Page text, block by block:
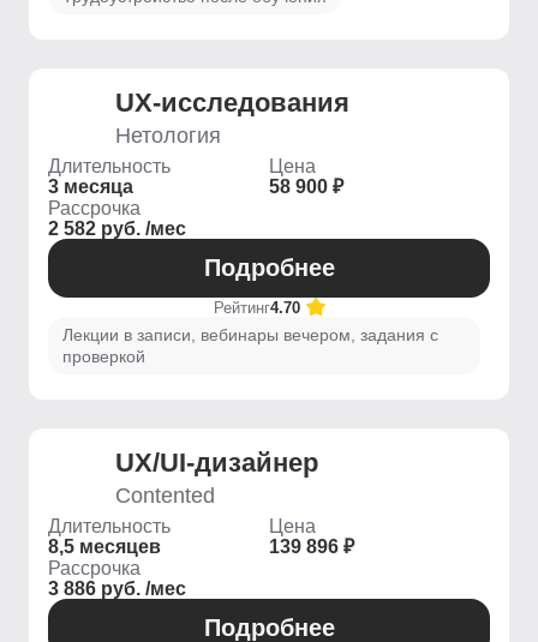
UX-исследования
Нетология
Длительность
3 месяца
Цена
58 900 ₽
Рассрочка
2 582 руб. /мес
Подробнее
Рейтинг4.70
Лекции в записи, вебинары вечером, задания с
проверкой
UX/UI-дизайнер
Contented
Длительность
8,5 месяцев
Цена
139 896 ₽
Рассрочка
3 886 руб. /мес
Подробнее